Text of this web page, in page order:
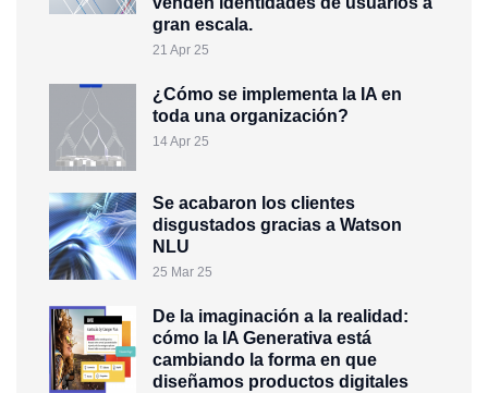
gran escala.
21 Apr 25
¿Cómo se implementa la IA en
toda una organización?
14 Apr 25
Se acabaron los clientes
disgustados gracias a Watson
NLU
25 Mar 25
De la imaginación a la realidad:
cómo la IA Generativa está
cambiando la forma en que
diseñamos productos digitales